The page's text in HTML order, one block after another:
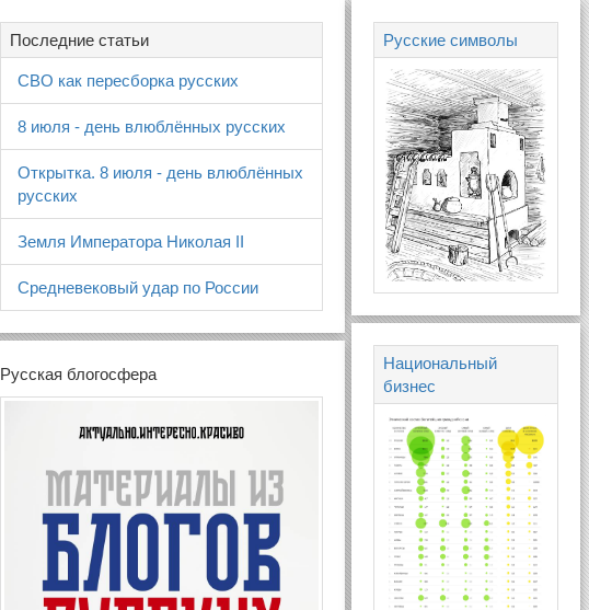
Последние статьи
СВО как пересборка русских
8 июля - день влюблённых русских
Открытка. 8 июля - день влюблённых
русских
Земля Императора Николая II
Средневековый удар по России
Русская блогосфера
Русские символы
Национальный
бизнес